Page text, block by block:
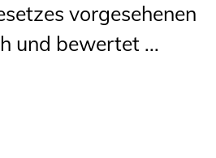
vorgesehenen
und bewertet ...